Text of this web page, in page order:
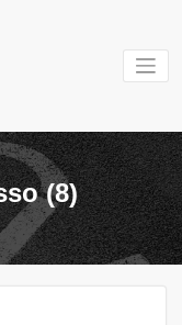
Verein im
(8)